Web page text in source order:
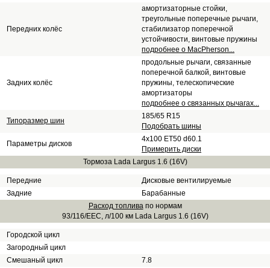
Передних колёс
амортизаторные стойки,
треугольные поперечные рычаги,
стабилизатор поперечной
устойчивости, винтовые пружины
подробнее о MacPherson...
Задних колёс
продольные рычаги, связанные
поперечной балкой, винтовые
пружины, телескопические
амортизаторы
подробнее о связанных рычагах...
Типоразмер шин
185/65 R15
Подобрать шины
Параметры дисков
4x100 ET50 d60.1
Примерить диски
Тормоза Lada Largus 1.6 (16V)
Передние
Дисковые вентилируемые
Задние
Барабанные
Расход топливапо нормам
93/116/EEC, л/100 км Lada Largus 1.6 (16V)
Городской цикл
Загородный цикл
Смешаный цикл
7.8